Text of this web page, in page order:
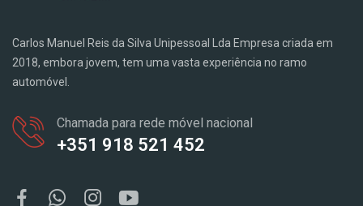
Carlos Manuel Reis da Silva Unipessoal Lda Empresa criada em
2018, embora jovem, tem uma vasta experiência no ramo
automóvel.
Chamada para rede móvel nacional
+351 918 521 452